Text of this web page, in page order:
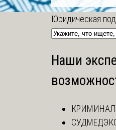
Юридическая
Наши